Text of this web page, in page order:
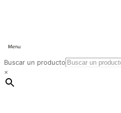
Buscar un producto
×